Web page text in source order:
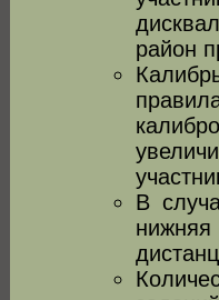
район
В